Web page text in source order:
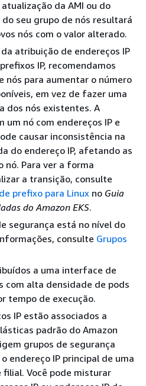
da AMI ou do
seu grupo de nós resultará
nós com o valor alterado.
atribuição de endereços IP
IP, recomendamos
nós para aumentar o número
em vez de fazer uma
dos nós existentes. A
um nó com endereços IP e
causar inconsistência na
do endereço IP, afetando as
nó. Para ver a forma
a transição, consulte
prefixo para Linux no Guia
do Amazon EKS.
segurança está no nível do
consulte Grupos
a uma interface de
com alta densidade de pods
tempo de execução.
IP estão associados a
padrão do Amazon
grupos de segurança
endereço IP principal de uma
Você pode misturar